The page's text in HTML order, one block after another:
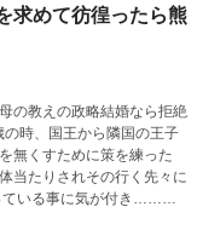
求めて彷徨ったら熊
の教えの政略結婚なら拒絶
時、国王から隣国の王子
無くすために策を練った
当たりされその行く先々に
ている事に気が付き………
。